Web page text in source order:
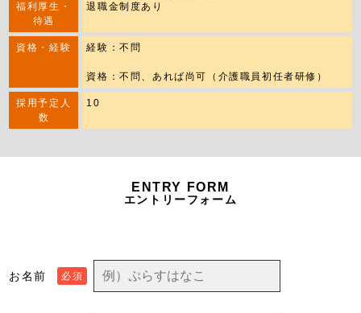
福利厚生・
待遇
退職金制度あり
資格・経験 経験：不問
資格：不問、あれば尚可（介護職員初任者研修）
採用予定人
数
10
ENTRY FORM
エントリーフォーム
お名前 必須